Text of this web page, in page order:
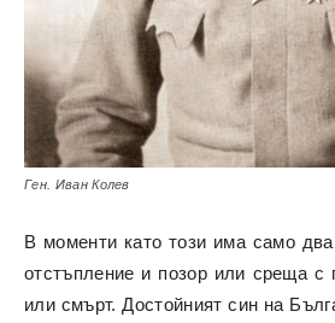
Ген. Иван Колев
В моменти като този има само
отстъпление и позор или среща с
или смърт. Достойният син на